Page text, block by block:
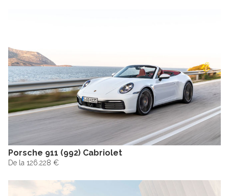
Porsche 911 (992) Cabriolet
De la 126.228 €